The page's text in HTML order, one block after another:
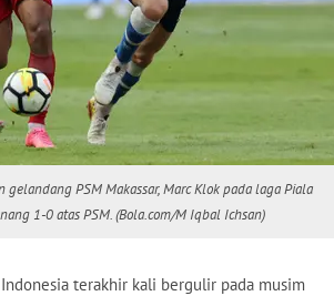
PSM Makassar, Marc Klok pada laga Piala
1-0 atas PSM. (Bola.com/M Iqbal Ichsan)
terakhir kali bergulir pada musim